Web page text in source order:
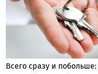
Всего сразу и